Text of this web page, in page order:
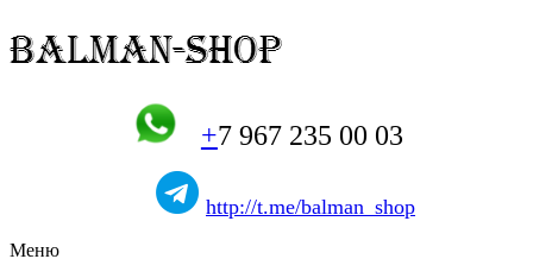
+7 967 235 00 03
http://t.me/balman_shop
Меню